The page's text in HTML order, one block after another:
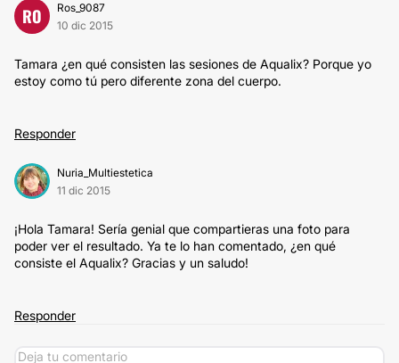
RO
Ros_9087
10 dic 2015
Tamara ¿en qué consisten las sesiones de Aqualix? Porque yo
estoy como tú pero diferente zona del cuerpo.
Responder
Nuria_Multiestetica
11 dic 2015
¡Hola Tamara! Sería genial que compartieras una foto para
poder ver el resultado. Ya te lo han comentado, ¿en qué
consiste el Aqualix? Gracias y un saludo!
Responder